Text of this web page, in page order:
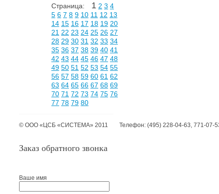
Страница: 1 2 3 4
5 6 7 8 9 10 11 12 13
14 15 16 17 18 19 20
21 22 23 24 25 26 27
28 29 30 31 32 33 34
35 36 37 38 39 40 41
42 43 44 45 46 47 48
49 50 51 52 53 54 55
56 57 58 59 60 61 62
63 64 65 66 67 68 69
70 71 72 73 74 75 76
77 78 79 80
© ООО «ЦСБ «СИСТЕМА» 2011 Телефон: (495) 228-04-63, 771-07-
Заказ обратного звонка
Ваше имя